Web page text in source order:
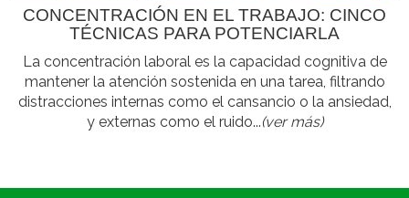
CONCENTRACIÓN EN EL TRABAJO: CINCO
TÉCNICAS PARA POTENCIARLA
La concentración laboral es la capacidad cognitiva de
mantener la atención sostenida en una tarea, filtrando
distracciones internas como el cansancio o la ansiedad,
y externas como el ruido...(ver más)